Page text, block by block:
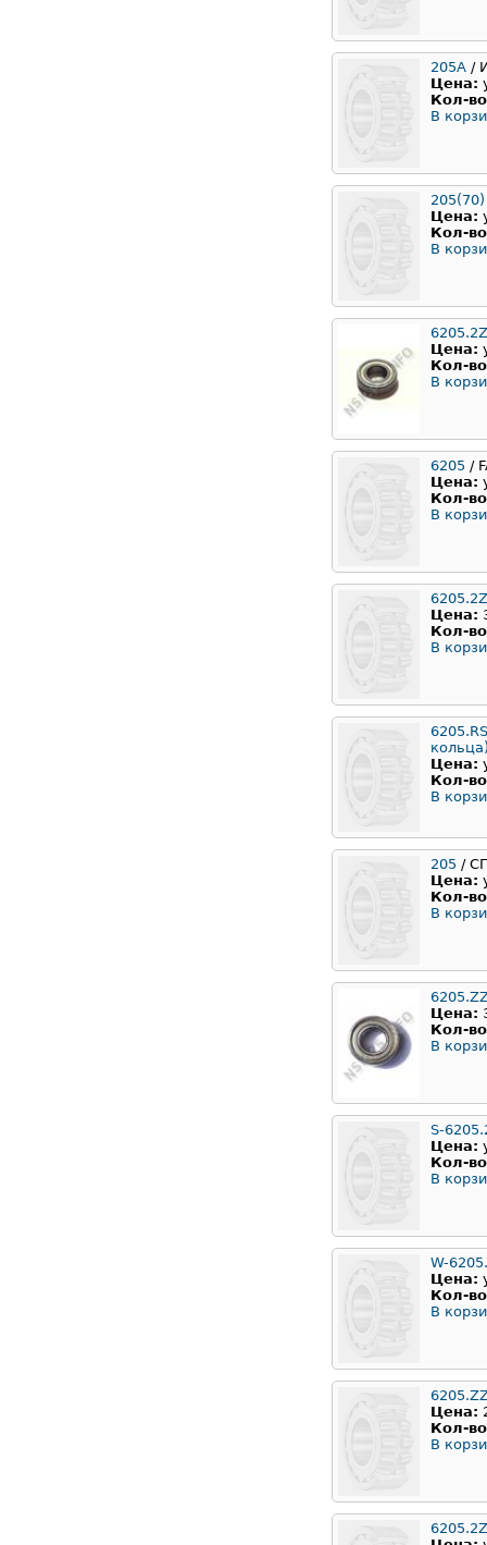
205А /
Цена:
Кол-
В
205(70)
Цена:
Кол-
В
Цена:
Кол-
В
6205 /
Цена:
Кол-
В
Цена:
Кол-
В
Цена:
Кол-
В
205 /
Цена:
Кол-
В
Цена:
Кол-
В
S-
Цена:
Кол-
В
W-
Цена:
Кол-
В
Цена:
Кол-
В